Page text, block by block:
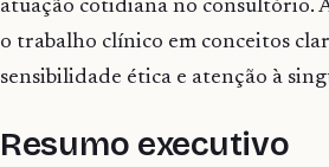
atuação cotidiana no consultório.
o trabalho clínico em conceitos
sensibilidade ética e atenção à
Resumo executivo